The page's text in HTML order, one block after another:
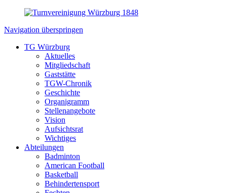
Navigation überspringen
TG Würzburg
Aktuelles
Mitgliedschaft
Gaststätte
TGW-Chronik
Geschichte
Organigramm
Stellenangebote
Vision
Aufsichtsrat
Wichtiges
Abteilungen
Badminton
American Football
Basketball
Behindertensport